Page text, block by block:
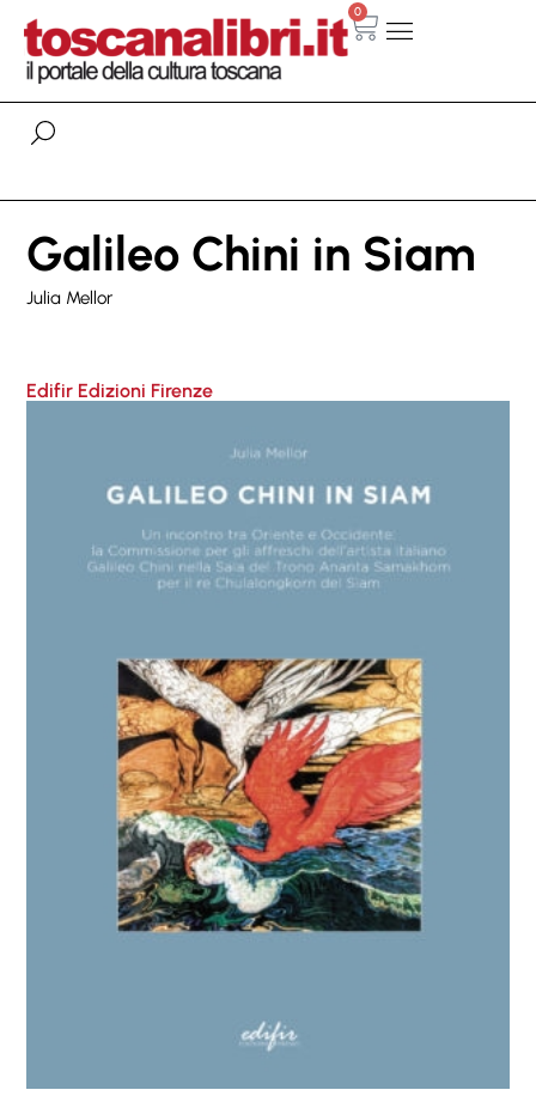
0
Galileo Chini in Siam
Julia Mellor
Edifir Edizioni Firenze